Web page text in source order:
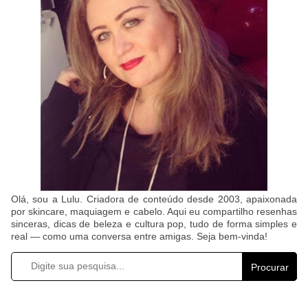
Olá, sou a Lulu. Criadora de conteúdo desde 2003, apaixonada
por skincare, maquiagem e cabelo. Aqui eu compartilho resenhas
sinceras, dicas de beleza e cultura pop, tudo de forma simples e
real — como uma conversa entre amigas. Seja bem-vinda!
Procurar